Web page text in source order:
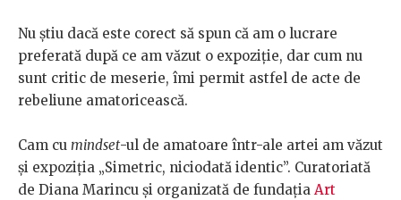
Nu știu dacă este corect să spun că am o lucrare
preferată după ce am văzut o expoziție, dar cum nu
sunt critic de meserie, îmi permit astfel de acte de
rebeliune amatoricească.
Cam cu mindset-ul de amatoare într-ale artei am văzut
și expoziția „Simetric, niciodată identic”. Curatoriată
de Diana Marincu și organizată de fundația Art